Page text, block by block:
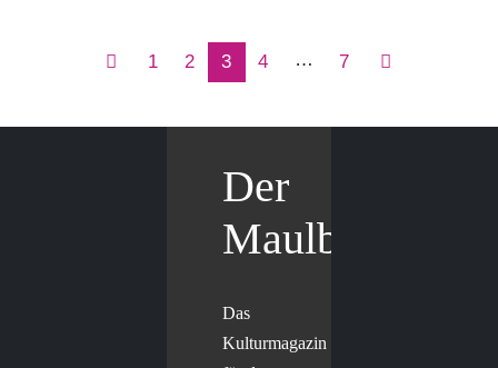
1 2 3 4 … 7
Der
Maulbär
Das
Kulturmagazin